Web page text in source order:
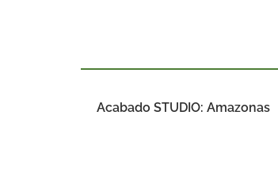
Acabado STUDIO: Amazonas